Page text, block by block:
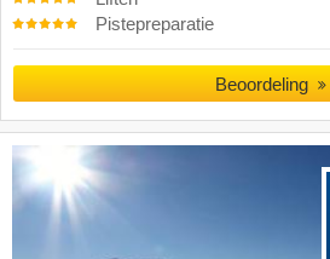
Pistepreparatie
Beoordeling